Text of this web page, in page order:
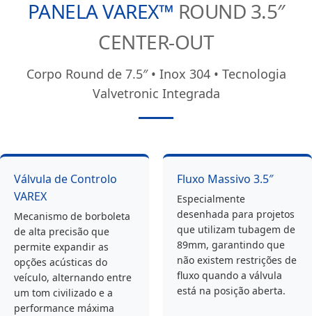
PANELA VAREX™ ROUND 3.5″
CENTER-OUT
Corpo Round de 7.5″ • Inox 304 • Tecnologia
Valvetronic Integrada
Válvula de Controlo
VAREX
Mecanismo de borboleta
de alta precisão que
permite expandir as
opções acústicas do
veículo, alternando entre
um tom civilizado e a
performance máxima
Fluxo Massivo 3.5″
Especialmente
desenhada para projetos
que utilizam tubagem de
89mm, garantindo que
não existem restrições de
fluxo quando a válvula
está na posição aberta.